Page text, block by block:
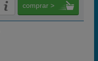
comprar >